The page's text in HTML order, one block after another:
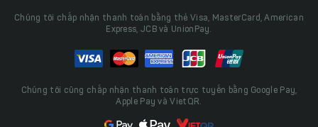
Chúng tôi chấp nhận thanh toán bằng thẻ Visa, MasterCard, American
Express, JCB và UnionPay.
Chúng tôi cũng chấp nhận thanh toán trực tuyến bằng Google Pay,
Apple Pay và VietQR.